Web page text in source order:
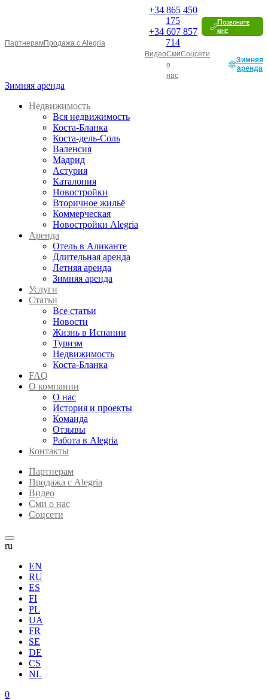
ПартнерамПродажа с Alegria
+34865 450
175
+34607 857
714
Позвоните
мне
ВидеоСми
о
нас
Соцсети
Зимняя
аренда
Зимняя аренда
Недвижимость
Вся недвижимость
Коста-Бланка
Коста-дель-Соль
Валенсия
Мадрид
Астурия
Каталония
Новостройки
Вторичное жильё
Коммерческая
Новостройки Alegria
Аренда
Отель в Аликанте
Длительная аренда
Летняя аренда
Зимняя аренда
Услуги
Статьи
Все статьи
Новости
Жизнь в Испании
Туризм
Недвижимость
Коста-Бланка
FAQ
О компании
О нас
История и проекты
Команда
Отзывы
Работа в Alegria
Контакты
Партнерам
Продажа с Alegria
Видео
Сми о нас
Соцсети
ru
EN
RU
ES
FI
PL
UA
FR
SE
DE
CS
NL
0